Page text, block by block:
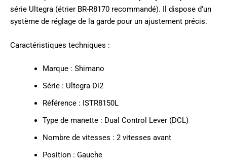
série Ultegra (étrier BR-R8170 recommandé). Il dispose d’un
système de réglage de la garde pour un ajustement précis.
Caractéristiques techniques :
Marque : Shimano
Série : Ultegra Di2
Référence : ISTR8150L
Type de manette : Dual Control Lever (DCL)
Nombre de vitesses : 2 vitesses avant
Position : Gauche